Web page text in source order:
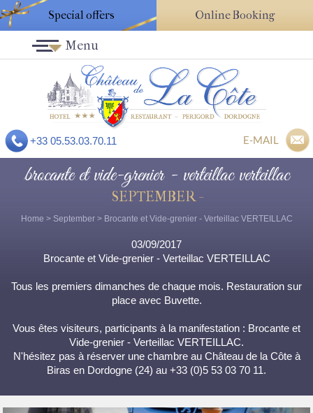
Special offers Online Booking
+33 05.53.03.70.11 E-MAIL
Menu
brocante et vide-grenier - verteillac verteillac
SEPTEMBER -
Home > September> Brocante et Vide-grenier - Verteillac VERTEILLAC
03/09/2017
Brocante et Vide-grenier - Verteillac VERTEILLAC
Tous les premiers dimanches de chaque mois. Restauration sur
place avec Buvette.
Vous êtes visiteurs, participants à la manifestation : Brocante et
Vide-grenier - Verteillac VERTEILLAC.
N'hésitez pas à réserver une chambre au Château de la Côte à
Biras en Dordogne (24) au +33 (0)5 53 03 70 11.